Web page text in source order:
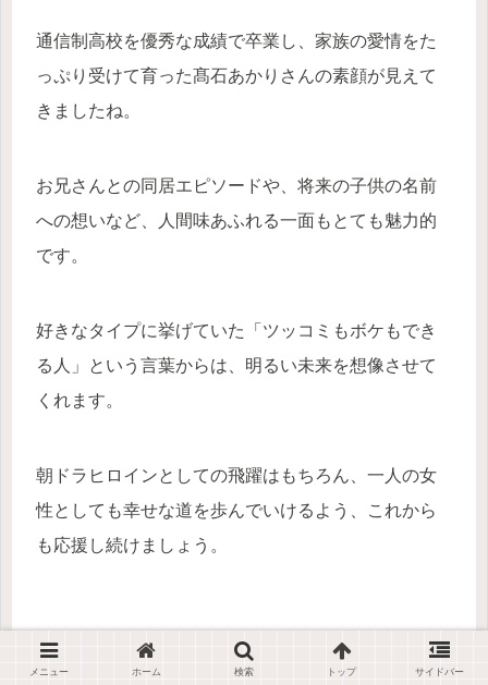
通信制高校を優秀な成績で卒業し、家族の愛情をた
っぷり受けて育った髙石あかりさんの素顔が見えて
きましたね。
お兄さんとの同居エピソードや、将来の子供の名前
への想いなど、人間味あふれる一面もとても魅力的
です。
好きなタイプに挙げていた「ツッコミもボケもでき
る人」という言葉からは、明るい未来を想像させて
くれます。
朝ドラヒロインとしての飛躍はもちろん、一人の女
性としても幸せな道を歩んでいけるよう、これから
も応援し続けましょう。
メニュー ホーム 検索 トップ サイドバー